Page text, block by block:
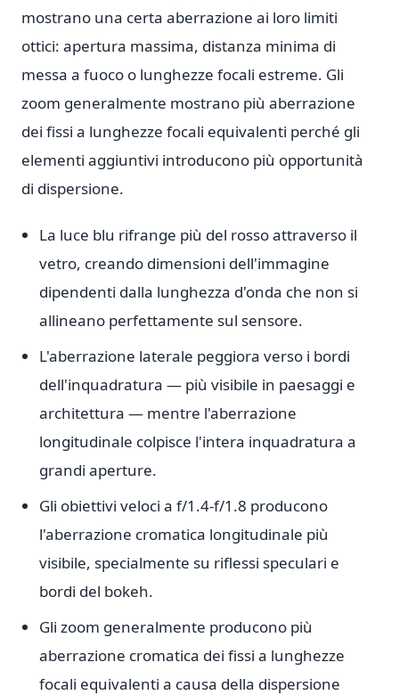
mostrano una certa aberrazione ai loro limiti
ottici: apertura massima, distanza minima di
messa a fuoco o lunghezze focali estreme. Gli
zoom generalmente mostrano più aberrazione
dei fissi a lunghezze focali equivalenti perché gli
elementi aggiuntivi introducono più opportunità
di dispersione.
La luce blu rifrange più del rosso attraverso il
vetro, creando dimensioni dell'immagine
dipendenti dalla lunghezza d'onda che non si
allineano perfettamente sul sensore.
L'aberrazione laterale peggiora verso i bordi
dell'inquadratura — più visibile in paesaggi e
architettura — mentre l'aberrazione
longitudinale colpisce l'intera inquadratura a
grandi aperture.
Gli obiettivi veloci a f/1.4-f/1.8 producono
l'aberrazione cromatica longitudinale più
visibile, specialmente su riflessi speculari e
bordi del bokeh.
Gli zoom generalmente producono più
aberrazione cromatica dei fissi a lunghezze
focali equivalenti a causa della dispersione